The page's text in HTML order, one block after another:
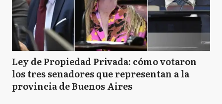
Ley de Propiedad Privada: cómo votaron
los tres senadores que representan a la
provincia de Buenos Aires